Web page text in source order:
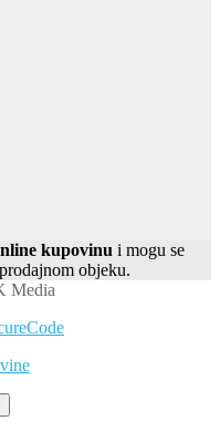
kupovinu i mogu se
objeku.
Media